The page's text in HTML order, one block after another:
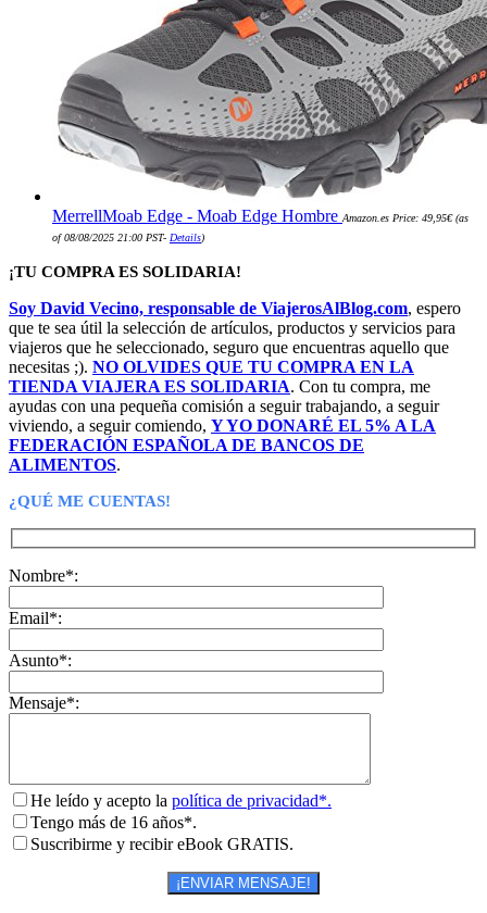
MerrellMoab Edge - Moab Edge Hombre Amazon.es Price: 49,95€(as
of 08/08/2025 21:00 PST- Details)
¡TU COMPRA ES SOLIDARIA!
Soy David Vecino, responsable de ViajerosAlBlog.com, espero
que te sea útil la selección de artículos, productos y servicios para
viajeros que he seleccionado, seguro que encuentras aquello que
necesitas ;). NO OLVIDES QUE TU COMPRA EN LA
TIENDA VIAJERA ES SOLIDARIA. Con tu compra, me
ayudas con una pequeña comisión a seguir trabajando, a seguir
viviendo, a seguir comiendo, Y YO DONARÉ EL 5% A LA
FEDERACIÓN ESPAÑOLA DE BANCOS DE
ALIMENTOS.
¿QUÉ ME CUENTAS!
Nombre*:
Email*:
Asunto*:
Mensaje*:
He leído y acepto la política de privacidad*.
Tengo más de 16 años*.
Suscribirme y recibir eBook GRATIS.